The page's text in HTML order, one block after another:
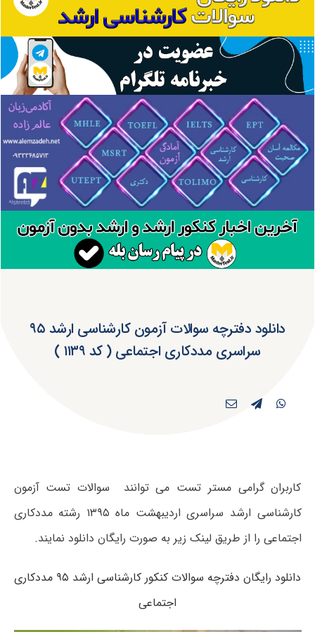
دانلود دفترچه سوالات آزمون کارشناسی ارشد ۹۵
سراسری مددکاری اجتماعی ( کد ۱۱۳۹ )
کاربران گرامی مستر تست می توانند سوالات تست آزمون
کارشناسی ارشد سراسری اردیبهشت ماه ۱۳۹۵ رشته مددکاری
اجتماعی را از طریق لینک زیر به صورت رایگان دانلود نمایند.
دانلود رایگان دفترچه سوالات کنکور کارشناسی ارشد ۹۵ مددکاری
اجتماعی